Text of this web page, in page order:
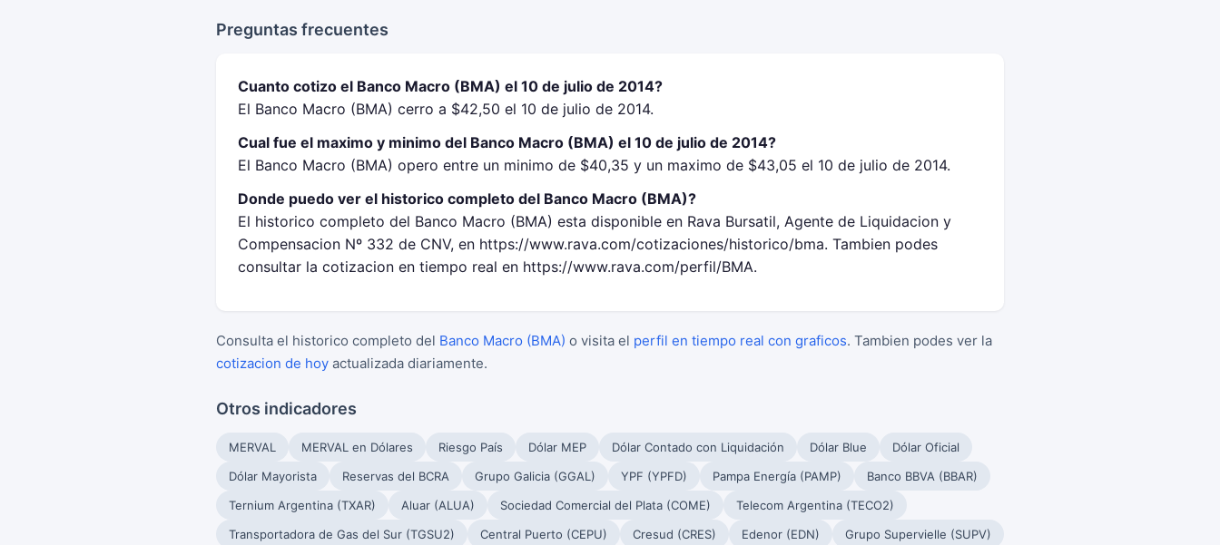
Preguntas frecuentes
Cuanto cotizo el Banco Macro (BMA) el 10 de julio de 2014?
El Banco Macro (BMA) cerro a $42,50 el 10 de julio de 2014.
Cual fue el maximo y minimo del Banco Macro (BMA) el 10 de julio de 2014?
El Banco Macro (BMA) opero entre un minimo de $40,35 y un maximo de $43,05 el 10 de julio de 2014.
Donde puedo ver el historico completo del Banco Macro (BMA)?
El historico completo del Banco Macro (BMA) esta disponible en Rava Bursatil, Agente de Liquidacion y
Compensacion Nº 332 de CNV, en https://www.rava.com/cotizaciones/historico/bma. Tambien podes
consultar la cotizacion en tiempo real en https://www.rava.com/perfil/BMA.
Consulta el historico completo del Banco Macro (BMA) o visita el perfil en tiempo real con graficos. Tambien podes ver la
cotizacion de hoy actualizada diariamente.
Otros indicadores
MERVAL MERVAL en Dólares Riesgo País Dólar MEP Dólar Contado con Liquidación Dólar Blue
Dólar Oficial
Dólar Mayorista
Reservas del BCRA Grupo Galicia (GGAL) YPF (YPFD) Pampa Energía (PAMP)
Banco BBVA (BBAR)
Ternium Argentina (TXAR)
Aluar (ALUA) Sociedad Comercial del Plata (COME)
Telecom Argentina (TECO2)
Transportadora de Gas del Sur (TGSU2)
Central Puerto (CEPU) Cresud (CRES) Edenor (EDN) Grupo Supervielle (SUPV)